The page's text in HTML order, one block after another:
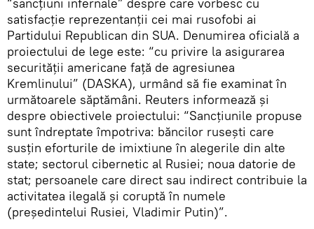
satisfacție reprezentanții cei mai rusofobi ai
Partidului Republican din SUA. Denumirea oficială a
proiectului de lege este: “cu privire la asigurarea
securității americane față de agresiunea
Kremlinului” (DASKA), urmând să fie examinat în
următoarele săptămâni. Reuters informează și
despre obiectivele proiectului: “Sancțiunile propuse
sunt îndreptate împotriva: băncilor rusești care
susțin eforturile de imixtiune în alegerile din alte
state; sectorul cibernetic al Rusiei; noua datorie de
stat; persoanele care direct sau indirect contribuie la
activitatea ilegală și coruptă în numele
(președintelui Rusiei, Vladimir Putin)”.